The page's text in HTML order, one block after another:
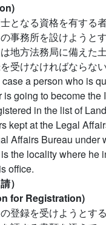
となる資格を有する
事務所を設けようと
地方法務局に備えた
受けなければならない
case a person who is
is going to become the
in the list of
kept at the Legal
Affairs Bureau under
the locality where he
office.
）
for Registration)
登録を受けようとす